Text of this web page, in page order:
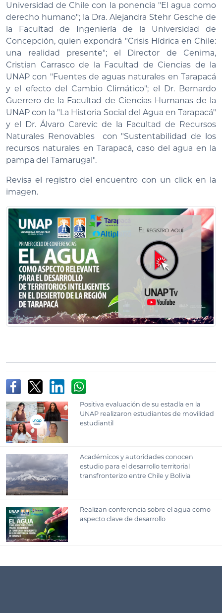
Universidad de Chile con la ponencia "El agua como
derecho humano"; la Dra. Alejandra Stehr Gesche de
la Facultad de Ingeniería de la Universidad de
Concepción, quien expondrá "Crisis Hídrica en Chile:
una realidad presente"; el Director de Cenima,
Cristian Carrasco de la Facultad de Ciencias de la
UNAP con "Fuentes de aguas naturales en Tarapacá
y el efecto del Cambio Climático"; el Dr. Bernardo
Guerrero de la Facultad de Ciencias Humanas de la
UNAP con la "La Historia Social del Agua en Tarapacá"
y el Dr. Álvaro Carevic de la Facultad de Recursos
Naturales Renovables con "Sustentabilidad de los
recursos naturales en Tarapacá, caso del agua en la
pampa del Tamarugal".
Revisa el registro del encuentro con un click en la
imagen.
Positiva evaluación de su estadía en la
UNAP realizaron estudiantes de movilidad
estudiantil
Académicos y autoridades conocen
estudio para el desarrollo territorial
transfronterizo entre Chile y Bolivia
Realizan conferencia sobre el agua como
aspecto clave de desarrollo